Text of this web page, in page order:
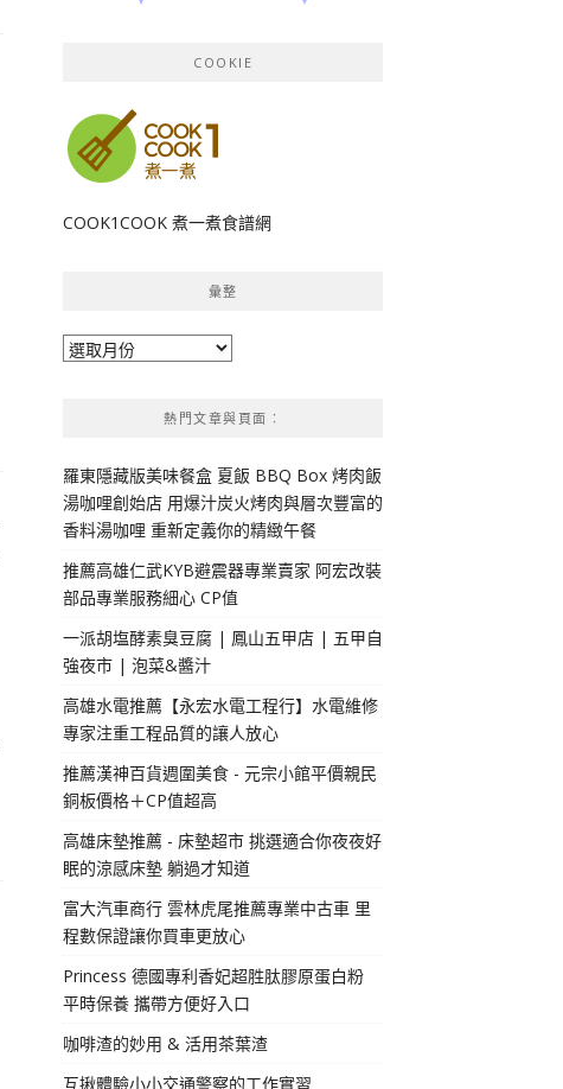
COOKIE
COOK1COOK 煮一煮食譜網
彙整
彙
熱門文章與頁面︰
羅東隱藏版美味餐盒 夏飯 BBQ Box 烤肉飯
湯咖哩創始店 用爆汁炭火烤肉與層次豐富的
香料湯咖哩 重新定義你的精緻午餐
推薦高雄仁武KYB避震器專業賣家 阿宏改裝
部品專業服務細心 CP值
一派胡塩酵素臭豆腐 | 鳳山五甲店 | 五甲自
強夜市 | 泡菜&醬汁
高雄水電推薦【永宏水電工程行】水電維修
專家注重工程品質的讓人放心
推薦漢神百貨週圍美食 - 元宗小館平價親民
銅板價格＋CP值超高
高雄床墊推薦 - 床墊超市 挑選適合你夜夜好
眠的涼感床墊 躺過才知道
富大汽車商行 雲林虎尾推薦專業中古車 里
程數保證讓你買車更放心
Princess 德國專利香妃超胜肽膠原蛋白粉
平時保養 攜帶方便好入口
咖啡渣的妙用 & 活用茶葉渣
互揪體驗小小交通警察的工作實習